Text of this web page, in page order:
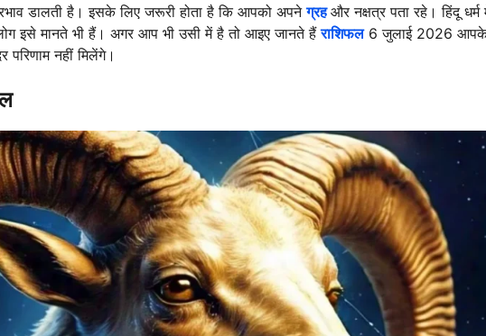
डालती है। इसके लिए जरूरी होता है कि आपको अपनेग्रह और नक्षत्र पता रहे। हिंदू धर्म
इसे मानते भी हैं। अगर आप भी उसी में है तो आइए जानते हैंराशिफल6 जुलाई 2026 आपके
नहीं मिलेंगे।